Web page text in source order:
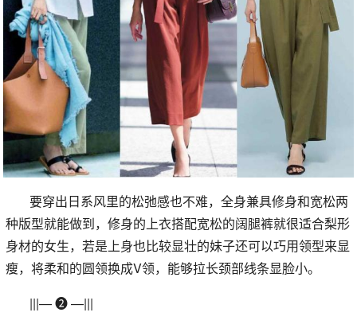
要穿出日系风里的松弛感也不难，全身兼具修身和宽松两
种版型就能做到，修身的上衣搭配宽松的阔腿裤就很适合梨形
身材的女生，若是上身也比较显壮的妹子还可以巧用领型来显
瘦，将柔和的圆领换成V领，能够拉长颈部线条显脸小。
|||— ❷ —|||